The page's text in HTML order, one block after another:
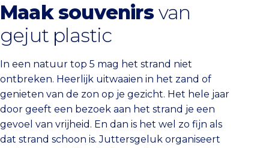
Maak souvenirsvan
gejut plastic
In een natuur top 5 mag het strand niet
ontbreken. Heerlijk uitwaaien in het zand of
genieten van de zon op je gezicht. Het hele jaar
door geeft een bezoek aan het strand je een
gevoel van vrijheid. En dan is het wel zo fijn als
dat strand schoon is. Juttersgeluk organiseert